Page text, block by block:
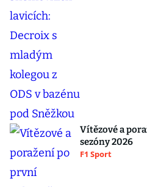
Vítězové a
sezóny 2026
F1 Sport